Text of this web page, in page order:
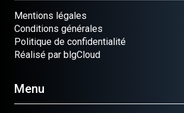
Mentions légales
Conditions générales
Politique de confidentialité
Réalisé par blgCloud
Menu